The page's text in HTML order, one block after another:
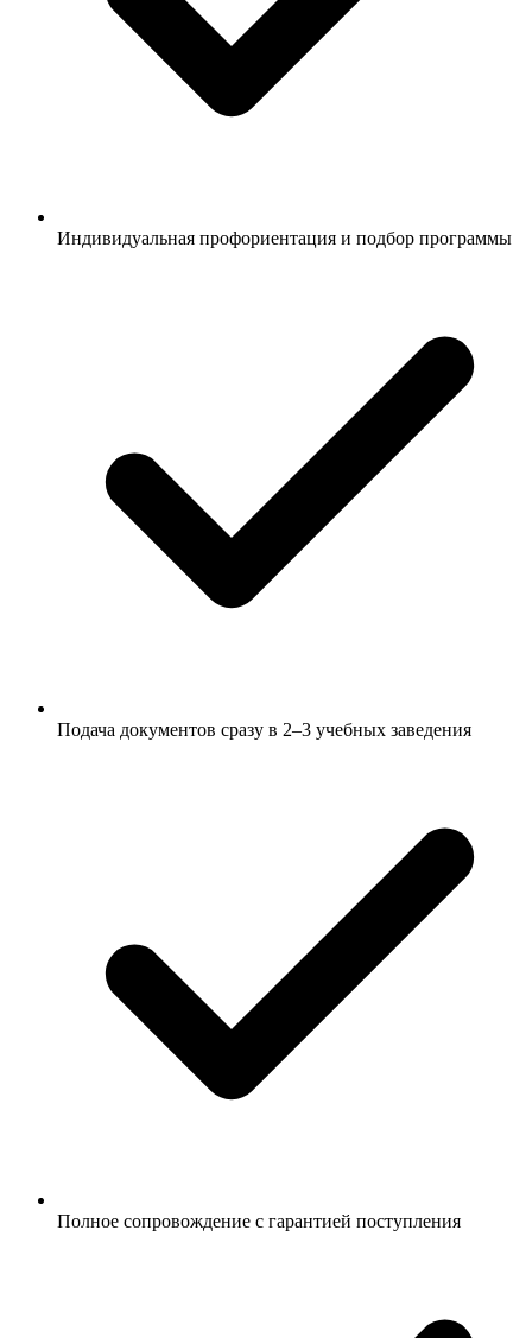
Индивидуальная профориентация и подбор программы
Подача документов сразу в 2–3 учебных заведения
Полное сопровождение с гарантией поступления